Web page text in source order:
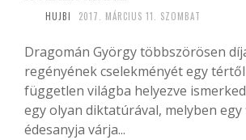
HUJBI 2017. MÁRCIUS 11. SZOMBAT
Dragomán György többszörösen
regényének cselekményét egy
független világba helyezve
egy olyan diktatúrával, melyben egy
édesanyja várja...